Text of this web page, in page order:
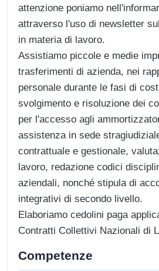
attenzione poniamo
attraverso l'uso di newsletter
in materia di lavoro.
Assistiamo piccole e medie
trasferimenti di azienda, nei
personale durante le fasi di
svolgimento e risoluzione dei
per l'accesso agli
assistenza in sede
contrattuale e gestionale,
lavoro, redazione codici
aziendali, nonché stipula di
integrativi di secondo livello.
Elaboriamo cedolini paga
Contratti Collettivi Nazionali di
Competenze